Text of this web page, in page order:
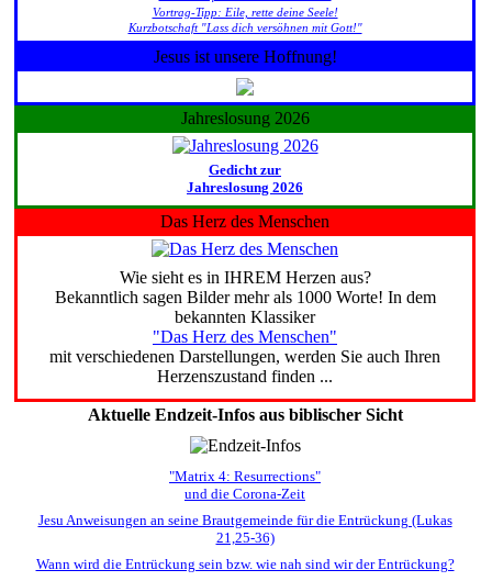
Vortrag-Tipp: Eile, rette deine Seele!
Kurzbotschaft "Lass dich versöhnen mit Gott!"
Jesus ist unsere Hoffnung!
Jahreslosung 2026
Gedicht zur
Jahreslosung 2026
Das Herz des Menschen
Wie sieht es in IHREM Herzen aus?
Bekanntlich sagen Bilder mehr als 1000 Worte! In dem
bekannten Klassiker
"Das Herz des Menschen"
mit verschiedenen Darstellungen, werden Sie auch Ihren
Herzenszustand finden ...
Aktuelle Endzeit-Infos aus biblischer Sicht
"Matrix 4: Resurrections"
und die Corona-Zeit
Jesu Anweisungen an seine Brautgemeinde für die Entrückung (Lukas
21,25-36)
Wann wird die Entrückung sein bzw. wie nah sind wir der Entrückung?